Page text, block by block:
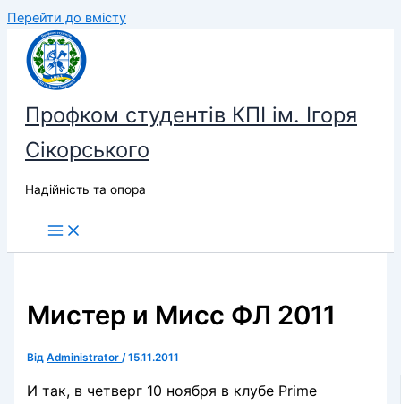
Перейти до вмісту
Профком студентів КПІ ім. Ігоря
Сікорського
Надійність та опора
Мистер и Мисс ФЛ 2011
ВідAdministrator/15.11.2011
И так, в четверг 10 ноября в клубе Prime